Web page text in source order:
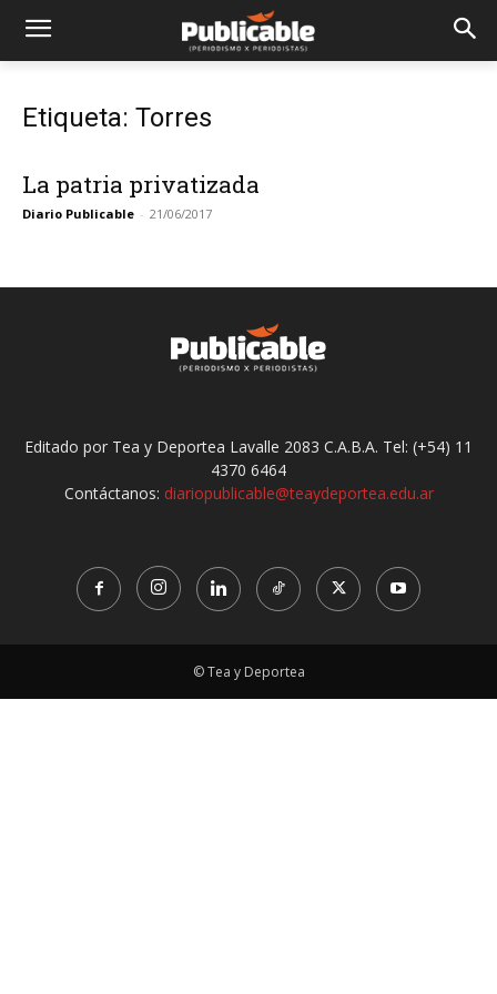
Etiqueta: Torres
La patria privatizada
Diario Publicable - 21/06/2017
Editado por Tea y Deportea Lavalle 2083 C.A.B.A. Tel: (+54) 11
4370 6464
Contáctanos: diariopublicable@teaydeportea.edu.ar
© Tea y Deportea